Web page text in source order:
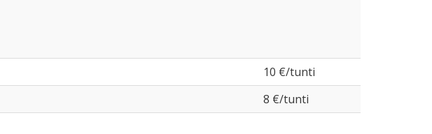
10 €/tunti
8 €/tunti